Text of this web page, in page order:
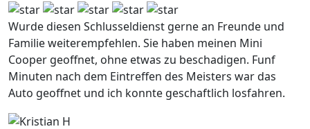
Wurde diesen Schlusseldienst gerne an Freunde und
Familie weiterempfehlen. Sie haben meinen Mini
Cooper geoffnet, ohne etwas zu beschadigen. Funf
Minuten nach dem Eintreffen des Meisters war das
Auto geoffnet und ich konnte geschaftlich losfahren.